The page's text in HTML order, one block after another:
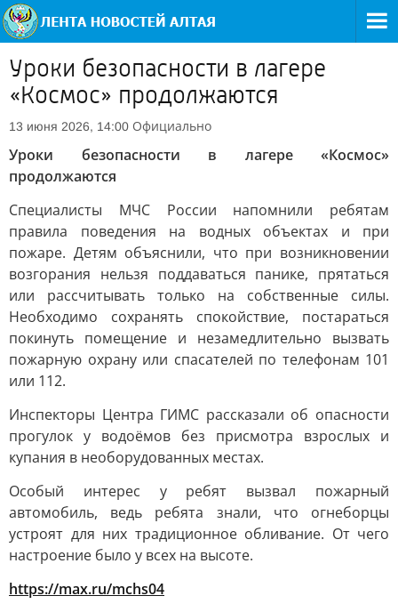
Уроки безопасности в лагере
«Космос» продолжаются
13 июня 2026, 14:00 Официально
Уроки безопасности в лагере «Космос»
продолжаются
Специалисты МЧС России напомнили ребятам
правила поведения на водных объектах и при
пожаре. Детям объяснили, что при возникновении
возгорания нельзя поддаваться панике, прятаться
или рассчитывать только на собственные силы.
Необходимо сохранять спокойствие, постараться
покинуть помещение и незамедлительно вызвать
пожарную охрану или спасателей по телефонам 101
или 112.
Инспекторы Центра ГИМС рассказали об опасности
прогулок у водоёмов без присмотра взрослых и
купания в необорудованных местах.
Особый интерес у ребят вызвал пожарный
автомобиль, ведь ребята знали, что огнеборцы
устроят для них традиционное обливание. От чего
настроение было у всех на высоте.
https://max.ru/mchs04